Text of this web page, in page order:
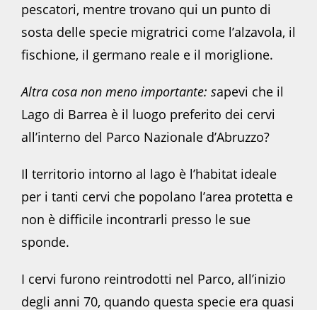
pescatori, mentre trovano qui un punto di
sosta delle specie migratrici come l’alzavola, il
fischione, il germano reale e il moriglione.
Altra cosa non meno importante: sapevi che il
Lago di Barrea è il luogo preferito dei cervi
all’interno del Parco Nazionale d’Abruzzo?
Il territorio intorno al lago è l’habitat ideale
per i tanti cervi che popolano l’area protetta e
non è difficile incontrarli presso le sue
sponde.
I cervi furono reintrodotti nel Parco, all’inizio
degli anni 70, quando questa specie era quasi